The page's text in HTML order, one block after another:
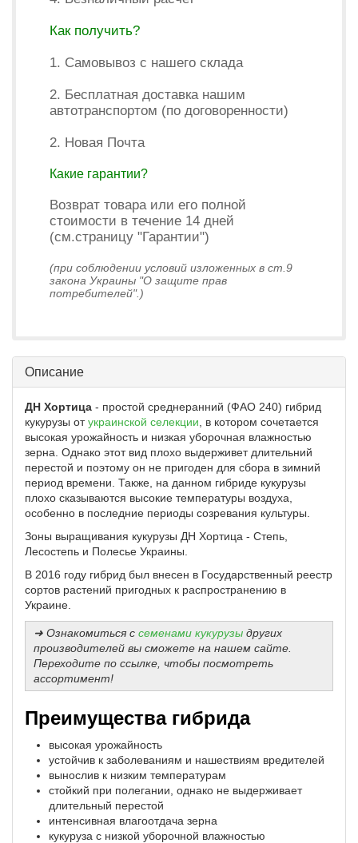
Как получить?
1. Самовывоз с нашего склада
2. Бесплатная доставка нашим
автотранспортом (по договоренности)
2. Новая Почта
Какие гарантии?
Возврат товара или его полной
стоимости в течение 14 дней
(см.страницу "Гарантии")
(при соблюдении условий изложенных в ст.9
закона Украины "О защите прав
потребителей".)
Описание
ДН Хортица - простой среднеранний (ФАО 240) гибрид
кукурузы отукраинской селекции , в котором сочетается
высокая урожайность и низкая уборочная влажностью
зерна. Однако этот вид плохо выдерживет длительний
перестой и поэтому он не пригоден для сбора в зимний
период времени. Также, на данном гибриде кукурузы
плохо сказываются высокие температуры воздуха,
особенно в последние периоды созревания культуры.
Зоны выращивания кукурузы ДН Хортица - Степь,
Лесостепь и Полесье Украины.
В 2016 году гибрид был внесен в Государственный реестр
сортов растений пригодных к распространению в
Украине.
➜ Ознакомиться с семенами кукурузы других
производителей вы сможете на нашем сайте.
Переходите по ссылке, чтобы посмотреть
ассортимент!
Преимущества гибрида
высокая урожайность
устойчив к заболеваниям и нашествиям вредителей
вынослив к низким температурам
стойкий при полегании, однако не выдерживает
длительный перестой
интенсивная влагоотдача зерна
кукуруза с низкой уборочной влажностью